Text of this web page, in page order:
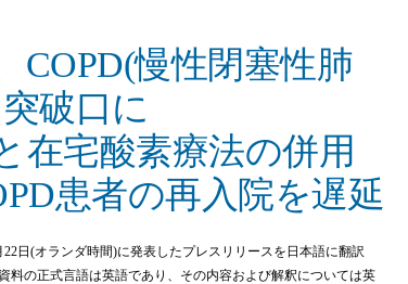
COPD(慢性閉塞性肺
破口に
在宅酸素療法の併用
患者の再入院を遅延
日(オランダ時間)に発表したプレスリリースを日本語に翻訳
料の正式言語は英語であり、その内容および解釈については英